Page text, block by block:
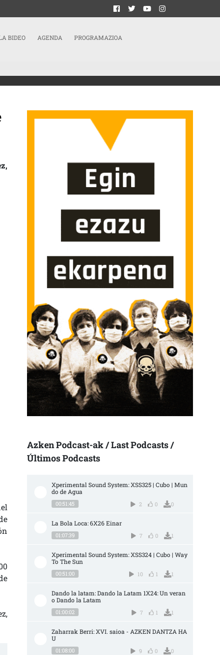
BIDEO AGENDA PROGRAMAZIOA
DE LAS PARTICIPANTES DE BILBOKO GAZTE SARE FEMINISTA SARRERAN
Azken Podcast-ak / Last Podcasts /
Últimos Podcasts
Xperimental Sound System: XSS325 | Cubo | Mun
do de Agua
00:51:45 2 0 0
La Bola Loca: 6X26 Einar
01:07:39 7 0 1
Xperimental Sound System: XSS324 | Cubo | Way
To The Sun
00:51:00 10 1 1
Dando la latam: Dando la Latam 1X24: Un veran
o Dando la Latam
01:00:02 7 1 1
Zaharrak Berri: XVI. saioa - AZKEN DANTZA HA
U
01:08:00 9 0 0